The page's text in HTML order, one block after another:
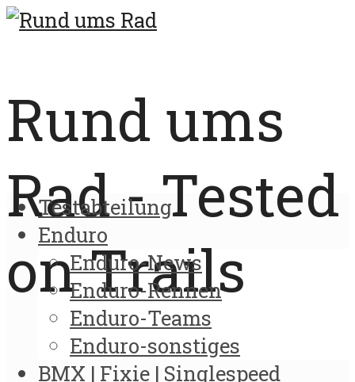
Rund ums
Rad - Tested
on Trails
Testabteilung
Enduro
Enduro-News
Enduro-Rennen
Enduro-Teams
Enduro-sonstiges
BMX | Fixie | Singlespeed